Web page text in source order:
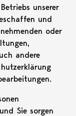
unserer
und
oder
andere
Sie sorgen